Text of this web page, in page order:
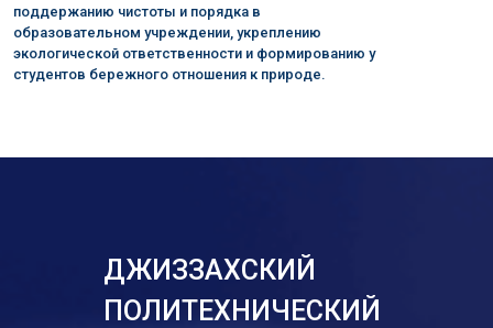
поддержанию чистоты и порядка в
образовательном учреждении, укреплению
экологической ответственности и формированию у
студентов бережного отношения к природе.
ДЖИЗЗАХСКИЙ
ПОЛИТЕХНИЧЕСКИЙ